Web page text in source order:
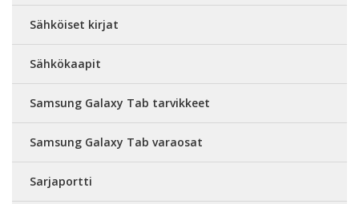
Sähköiset kirjat
Sähkökaapit
Samsung Galaxy Tab tarvikkeet
Samsung Galaxy Tab varaosat
Sarjaportti